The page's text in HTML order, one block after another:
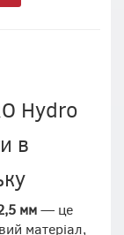
Hydro
в
мм— це
матеріал,